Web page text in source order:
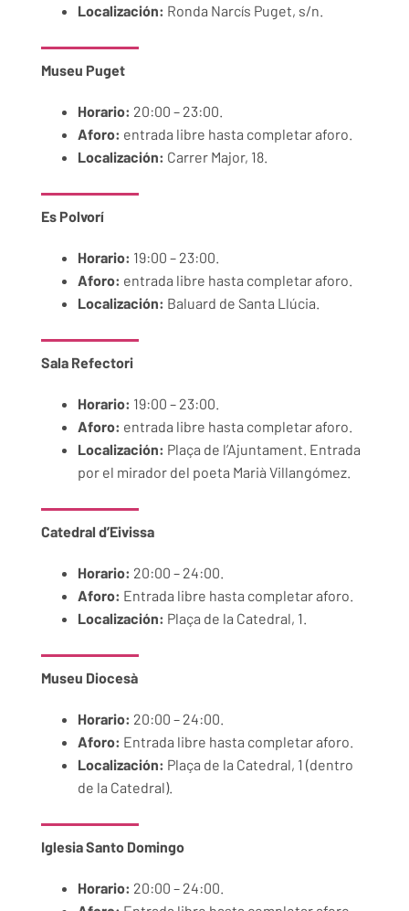
Localización: Ronda Narcís Puget, s/n.
Museu Puget
Horario: 20:00 – 23:00.
Aforo: entrada libre hasta completar aforo.
Localización: Carrer Major, 18.
Es Polvorí
Horario: 19:00 – 23:00.
Aforo: entrada libre hasta completar aforo.
Localización: Baluard de Santa Llúcia.
Sala Refectori
Horario: 19:00 – 23:00.
Aforo: entrada libre hasta completar aforo.
Localización: Plaça de l’Ajuntament. Entrada
por el mirador del poeta Marià Villangómez.
Catedral d’Eivissa
Horario: 20:00 – 24:00.
Aforo: Entrada libre hasta completar aforo.
Localización: Plaça de la Catedral, 1.
Museu Diocesà
Horario: 20:00 – 24:00.
Aforo: Entrada libre hasta completar aforo.
Localización: Plaça de la Catedral, 1 (dentro
de la Catedral).
IglesiaSanto Domingo
Horario: 20:00 – 24:00.